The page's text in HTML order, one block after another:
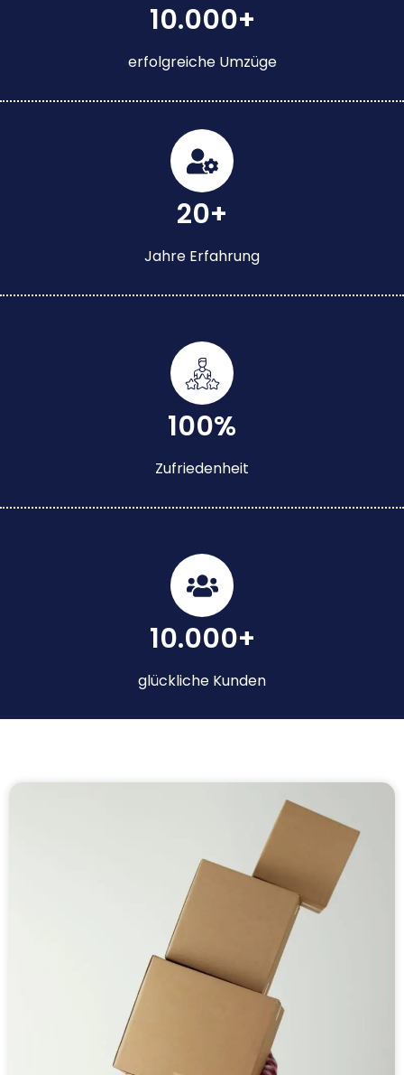
10.000+
erfolgreiche Umzüge
20+
Jahre Erfahrung
100%
Zufriedenheit
10.000+
glückliche Kunden